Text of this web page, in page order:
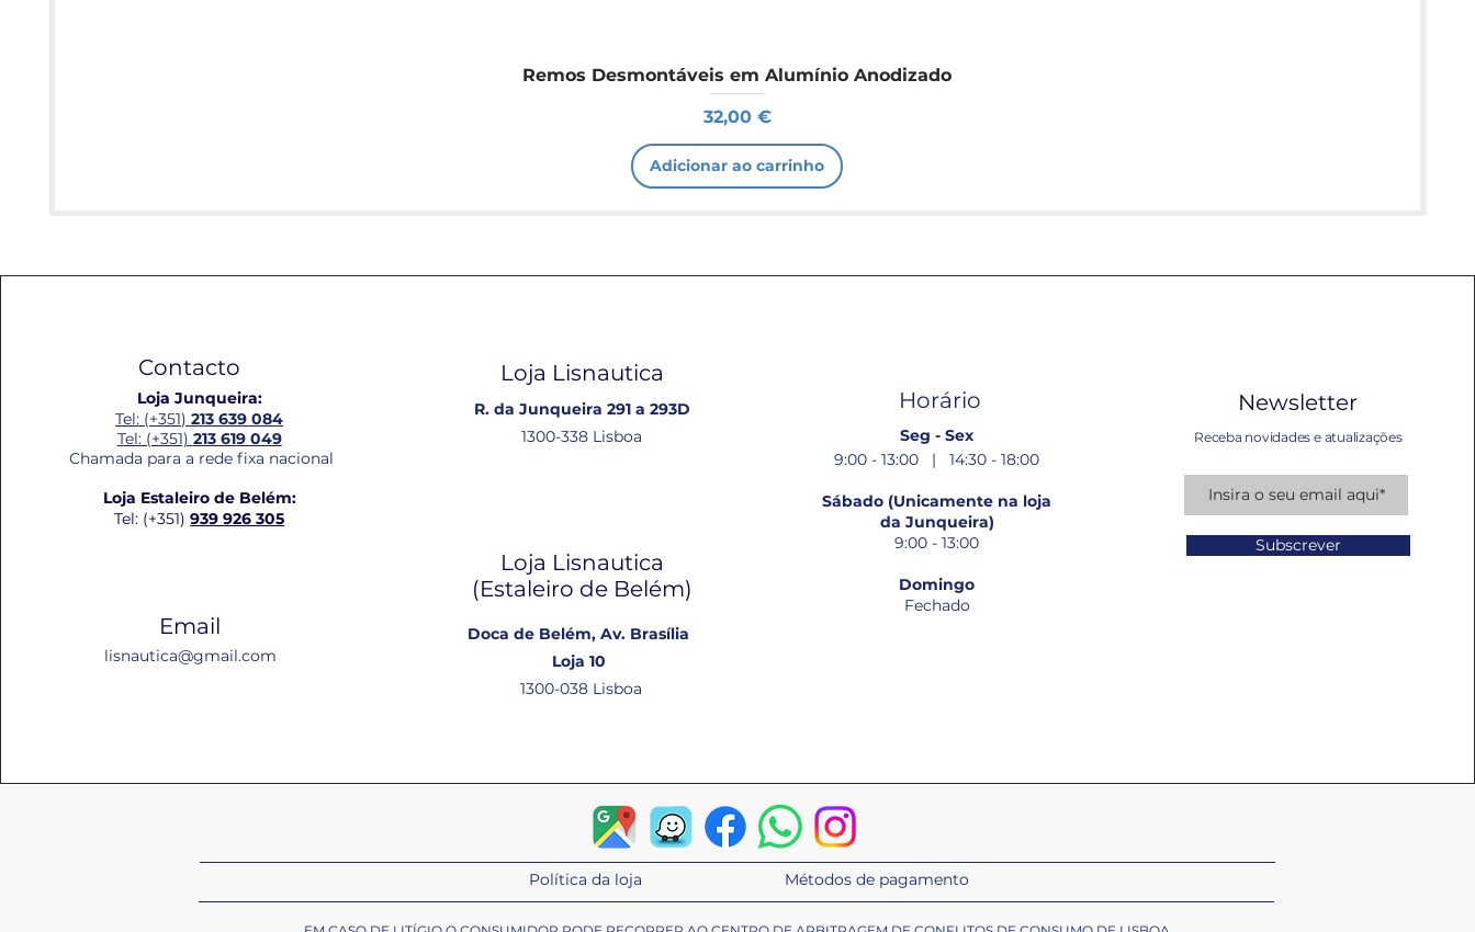
Remos Desmontáveis em Alumínio Anodizado
Preço
32,00 €
Adicionar ao carrinho
Contacto
Loja Junqueira:
Tel: (+351)213 639 084
Tel: (+351) 213 619 049
Chamada para a rede fixa nacional
Loja Estaleiro de Belém:
Tel: (+351)939 926 305
Email
lisnautica@gmail.com
Loja Lisnautica
R. da Junqueira 291 a 293D
1300-338 Lisboa
Loja Lisnautica
(Estaleiro de Belém​)
Doca de Belém, Av. Brasília
Loja 10
1300-038 Lisboa
Horário
Seg - Sex
9:00 - 13:00 | 14:30 - 18:00
Sábado (Unicamente na loja
da Junqueira)
9:00 - 13:00
Domingo
Fechado
Newsletter
Receba novidades e atualizações
Subscrever
Política da loja Métodos de pagamento